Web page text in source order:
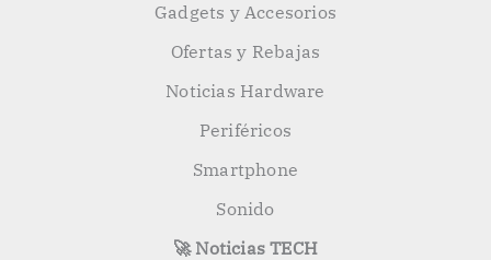
Gadgets y Accesorios
Ofertas y Rebajas
Noticias Hardware
Periféricos
Smartphone
Sonido
🚀 Noticias TECH